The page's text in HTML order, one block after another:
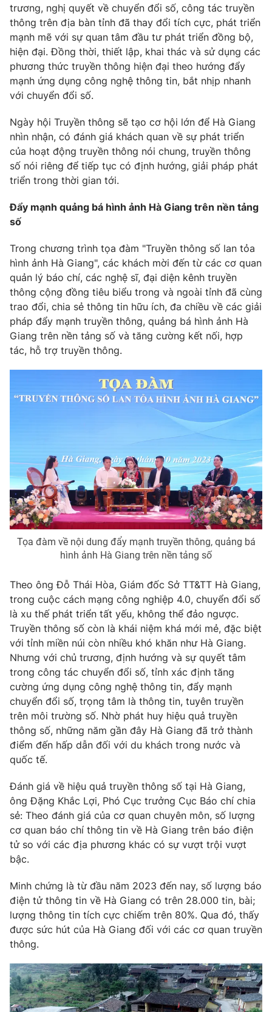
VTV Money VTV Thể thao
VTV Sức khoẻ Bất động sản
Thị trường 24h Tấm lòng Việt
VTV4 Vươn mình bằng AI
VTV9 VTV8
Liên hệ tòa soạn
THỜI BÁO VTV
Theo dõi báo trên
Cơ quan chủ quản:Đài Truyền hình Việt Nam
Cơ quan báo chí: Thời báo VTV
Giấy phép hoạt động báo in và báo điện tử số 483/GP-BTTTT
cấp ngày 29/12/2023
Vũ Thanh Thủy
Phó Tổng Biên tập: Nguyễn Thị Mỹ Hạnh, Phạm Quốc Thắng,
024.38 355 931 - 024.38 355 932
Email:toasoan@vtv.vn
Liên hệ quảng cáo:024-7300.7108
® Cấm sao chép dưới mọi hình thức nếu không có sự chấp
thuận bằng văn bản. Ghi rõ nguồn VTV.vn khi phát hành lại
thông tin từ website này.
trương, nghị quyết về chuyển đổi số, công tác truyền
thông trên địa bàn tỉnh đã thay đổi tích cực, phát triển
mạnh mẽ với sự quan tâm đầu tư phát triển đồng bộ,
hiện đại. Đồng thời, thiết lập, khai thác và sử dụng các
phương thức truyền thông hiện đại theo hướng đẩy
mạnh ứng dụng công nghệ thông tin, bắt nhịp nhanh
với chuyển đổi số.
Ngày hội Truyền thông sẽ tạo cơ hội lớn để Hà Giang
nhìn nhận, có đánh giá khách quan về sự phát triển
của hoạt động truyền thông nói chung, truyền thông
số nói riêng để tiếp tục có định hướng, giải pháp phát
triển trong thời gian tới.
Đẩy mạnh quảng bá hình ảnh Hà Giang trên nền tảng
số
Trong chương trình tọa đàm "Truyền thông số lan tỏa
hình ảnh Hà Giang", các khách mời đến từ các cơ quan
quản lý báo chí, các nghệ sĩ, đại diện kênh truyền
thông cộng đồng tiêu biểu trong và ngoài tỉnh đã cùng
trao đổi, chia sẻ thông tin hữu ích, đa chiều về các giải
pháp đẩy mạnh truyền thông, quảng bá hình ảnh Hà
Giang trên nền tảng số và tăng cường kết nối, hợp
tác, hỗ trợ truyền thông.
Tọa đàm về nội dung đẩy mạnh truyền thông, quảng bá
hình ảnh Hà Giang trên nền tảng số
Theo ông Đỗ Thái Hòa, Giám đốc Sở TT&TT Hà Giang,
trong cuộc cách mạng công nghiệp 4.0, chuyển đổi số
là xu thế phát triển tất yếu, không thể đảo ngược.
Truyền thông số còn là khái niệm khá mới mẻ, đặc biệt
với tỉnh miền núi còn nhiều khó khăn như Hà Giang.
Nhưng với chủ trương, định hướng và sự quyết tâm
trong công tác chuyển đổi số, tỉnh xác định tăng
cường ứng dụng công nghệ thông tin, đẩy mạnh
chuyển đổi số, trọng tâm là thông tin, tuyên truyền
trên môi trường số. Nhờ phát huy hiệu quả truyền
thông số, những năm gần đây Hà Giang đã trở thành
điểm đến hấp dẫn đối với du khách trong nước và
quốc tế.
Đánh giá về hiệu quả truyền thông số tại Hà Giang,
ông Đặng Khắc Lợi, Phó Cục trưởng Cục Báo chí chia
sẻ: Theo đánh giá của cơ quan chuyên môn, số lượng
cơ quan báo chí thông tin về Hà Giang trên báo điện
tử so với các địa phương khác có sự vượt trội vượt
bậc.
Minh chứng là từ đầu năm 2023 đến nay, số lượng báo
điện tử thông tin về Hà Giang có trên 28.000 tin, bài;
lượng thông tin tích cực chiếm trên 80%. Qua đó, thấy
được sức hút của Hà Giang đối với các cơ quan truyền
thông.